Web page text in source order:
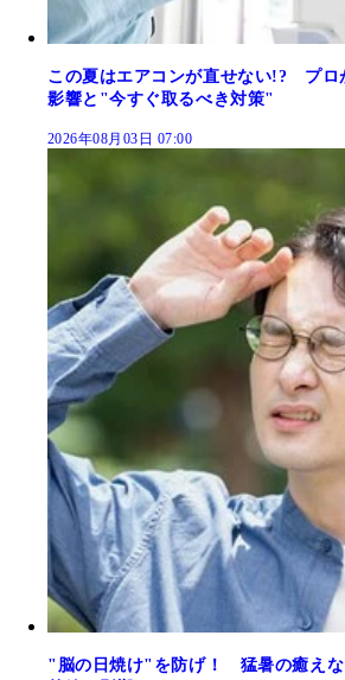
この夏はエアコンが直せない!? プロ
影響と"今すぐ取るべき対策"
2026年08月03日 07:00
"脳の日焼け"を防げ！ 猛暑の癒えな